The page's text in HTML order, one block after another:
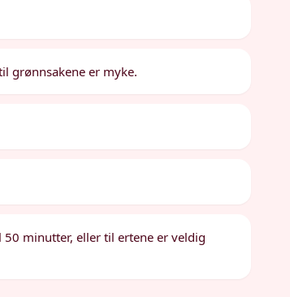
grønnsakene er myke.
minutter, eller til ertene er veldig